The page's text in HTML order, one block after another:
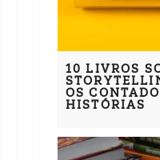
10 LIVROS
OS
HISTÓRIAS